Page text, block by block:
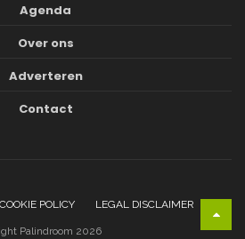
Agenda
Over ons
Adverteren
Contact
COOKIE POLICY LEGAL DISCLAIMER
Palindroom 2026